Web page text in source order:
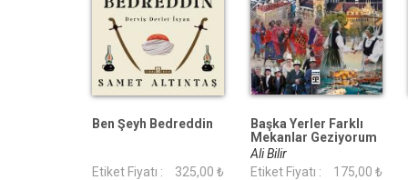
Ben Şeyh Bedreddin
Etiket Fiyatı : 325,00 ₺
Başka Yerler Farklı
Mekanlar Geziyorum
Ali Bilir
Etiket Fiyatı :
175,00 ₺